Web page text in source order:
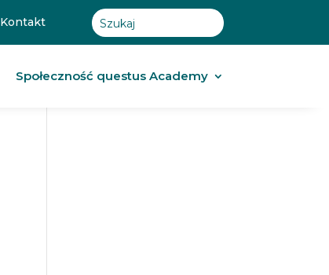
Kontakt
Społeczność questus Academy